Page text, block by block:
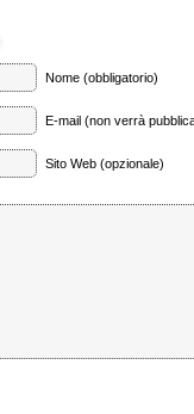
Nome (obbligatorio)
E-mail (non verrà
Sito Web (opzionale)